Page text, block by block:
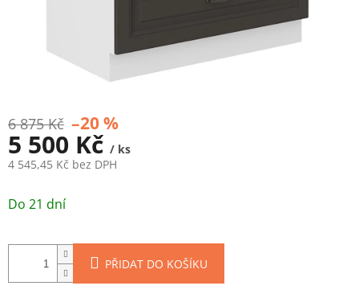
6 875 Kč –20 %
5 500 Kč / ks
4 545,45 Kč bez DPH
cena:
Do 21 dní
PŘIDAT DO KOŠÍKU